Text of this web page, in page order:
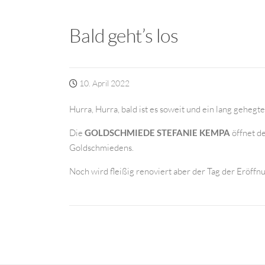
Bald geht’s los
10. April 2022
Hurra, Hurra, bald ist es soweit und ein lang
Die GOLDSCHMIEDE STEFANIE KEMPA öffnet
Goldschmiedens.
Noch wird fleißig renoviert aber der Tag der